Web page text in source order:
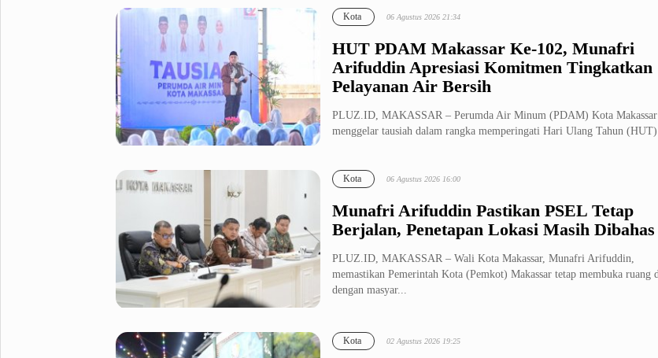
Hukum & Kriminal
Internasional
Citizen
Pemerintahan
Bulutangkis
Infotainment
Parenting
HUT PDAM Makassar Ke-102, Munafri
Arifuddin Apresiasi Komitmen Tingkatkan
Pelayanan Air Bersih
Kota 06 Agustus 2026 21:34
PLUZ.ID, MAKASSAR – Perumda Air Minum (PDAM) Kota Makassar
menggelar tausiah dalam rangka memperingati Hari Ulang Tahun
Munafri Arifuddin Pastikan PSEL Tetap
Berjalan, Penetapan Lokasi Masih Dibahas
Kota 06 Agustus 2026 16:00
PLUZ.ID, MAKASSAR – Wali Kota Makassar, Munafri Arifuddin,
memastikan Pemerintah Kota (Pemkot) Makassar tetap membuka ruang
dengan masyar...
Kota 02 Agustus 2026 19:25